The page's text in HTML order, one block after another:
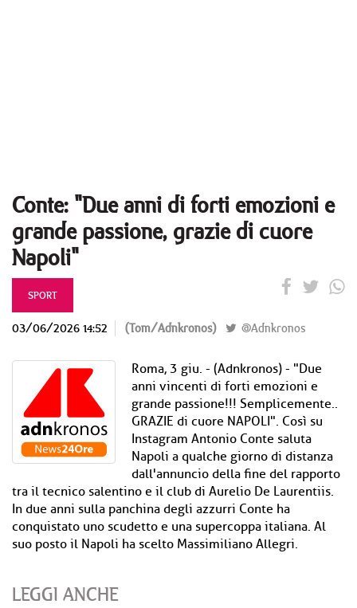
Conte: "Due anni di forti emozioni e
grande passione, grazie di cuore
Napoli"
SPORT
03/06/2026 14:52 (Tom/Adnkronos) @Adnkronos
Roma, 3 giu. - (Adnkronos) - "Due
anni vincenti di forti emozioni e
grande passione!!! Semplicemente..
GRAZIE di cuore NAPOLI". Così su
Instagram Antonio Conte saluta
Napoli a qualche giorno di distanza
dall'annuncio della fine del rapporto
tra il tecnico salentino e il club di Aurelio De Laurentiis.
In due anni sulla panchina degli azzurri Conte ha
conquistato uno scudetto e una supercoppa italiana. Al
suo posto il Napoli ha scelto Massimiliano Allegri.
LEGGI ANCHE